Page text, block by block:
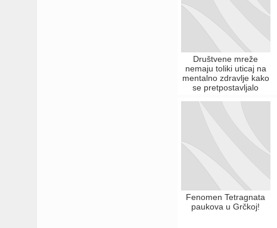
Društvene mreže
nemaju toliki uticaj na
mentalno zdravlje kako
se pretpostavljalo
Fenomen Tetragnata
paukova u Grčkoj!